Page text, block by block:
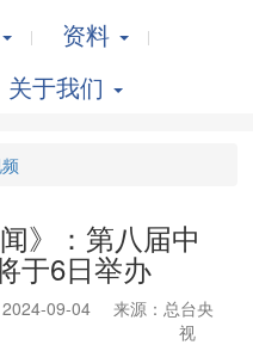
资料
关于我们
》：第八届中
于6日举办
09-04
来源：总台央
视